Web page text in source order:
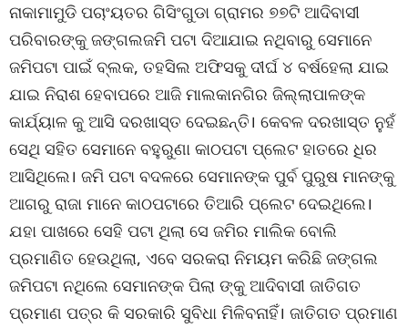
ନାକାମାମୁଡି ପଚାଂୟତର ଗିସିଂଗୁଡା ଗ୍ରାମର ୭୭ଟି ଆଦିବାସୀ
ପରିବାରଙ୍କୁ ଜଙ୍ଗଲଜମି ପଟା ଦିଆଯାଇ ନଥିବାରୁ ସେମାନେ
ଜମିପଟା ପାଇଁ ବ୍ଲକ, ତହସିଲ ଅଫିସକୁ ଦୀର୍ଘ ୪ ବର୍ଷହେଲା ଯାଇ
ଯାଇ ନିରାଶ ହେବାପରେ ଆଜି ମାଲକାନଗିର ଜିଲ୍ଲାପାଳଙ୍କ
କାର୍ଯ୍ୟାଳ କୁ ଆସି ଦରଖାସ୍ତ ଦେଇଛନ୍ତି। କେବଳ ଦରଖାସ୍ତ ନୁହଁ
ସେଥି ସହିତ ସେମାନେ ବହୁରୁଣା କାଠପଟା ପ୍ଲେଟ ହାତରେ ଧିର
ଆସିଥିଲେ। ଜମି ପଟା ବଦଳରେ ସେମାନଙ୍କ ପୁର୍ବ ପୁରୁଷ ମାନଙ୍କୁ
ଆଗରୁ ରାଜା ମାନେ କାଠପଟାରେ ତିଆରି ପ୍ଲେଟ ଦେଇଥିଲେ।
ଯହା ପାଖରେ ସେହି ପଟା ଥିଲା ସେ ଜମିର ମାଲିକ ବୋଲି
ପ୍ରମାଣିତ ହେଉଥିଲା, ଏବେ ସରକରା ନିମୟମ କରିଛି ଜଙ୍ଗଲ
ଜମିପଟା ନଥିଲେ ସେମାନଙ୍କ ପିଲା ଙ୍କୁ ଆଦିବାସୀ ଜାତିଗତ
ପ୍ରମାଣ ପତ୍ର କି ସରକାରି ସୁବିଧା ମିଳିବନାହିଁ। ଜାତିଗତ ପ୍ରମାଣ